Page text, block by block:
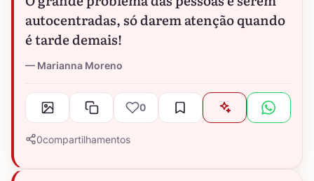
autocentradas, só darem atenção quando
é tarde demais!
Marianna Moreno
0
0compartilhamentos